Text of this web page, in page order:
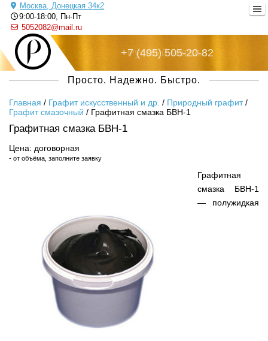
Москва, Донецкая 34к2
9:00-18:00, Пн-Пт
5052082@mail.ru
Русский металл
+7 (495) 505-20-82
Просто. Надежно. Быстро.
Главная / Графит искусственный и др. / Природный графит/
Графит смазочный / Графитная смазка БВН-1
Графитная смазка БВН-1
Цена: договорная
- от объёма, заполните заявку
Графитная
смазка БВН-1
— полужидкая